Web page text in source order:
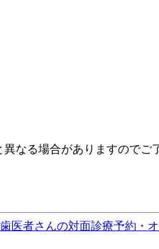
なる場合がありますのでご
歯医者さんの対面診療予約・